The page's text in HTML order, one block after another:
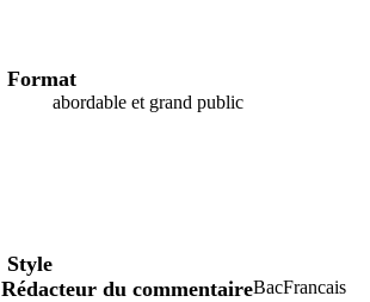
Format
Style
abordable et grand public
Rédacteur du commentaireBacFrancais